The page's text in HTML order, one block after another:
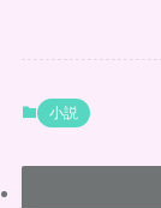
小説